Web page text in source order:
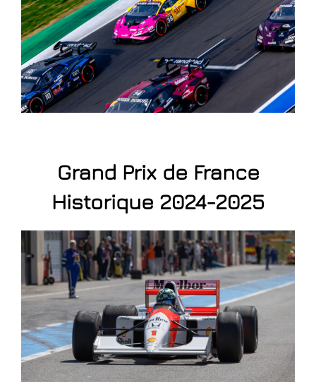
Grand Prix de France
Historique 2024-2025